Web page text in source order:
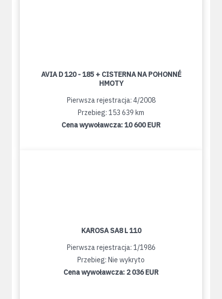
AVIA D 120 - 185 + CISTERNA NA POHONNÉ
HMOTY
Pierwsza rejestracja: 4/2008
Przebieg: 153 639 km
Cena wywoławcza:10 600 EUR
KAROSA SA8 L 110
Pierwsza rejestracja: 1/1986
Przebieg: Nie wykryto
Cena wywoławcza: 2 036 EUR